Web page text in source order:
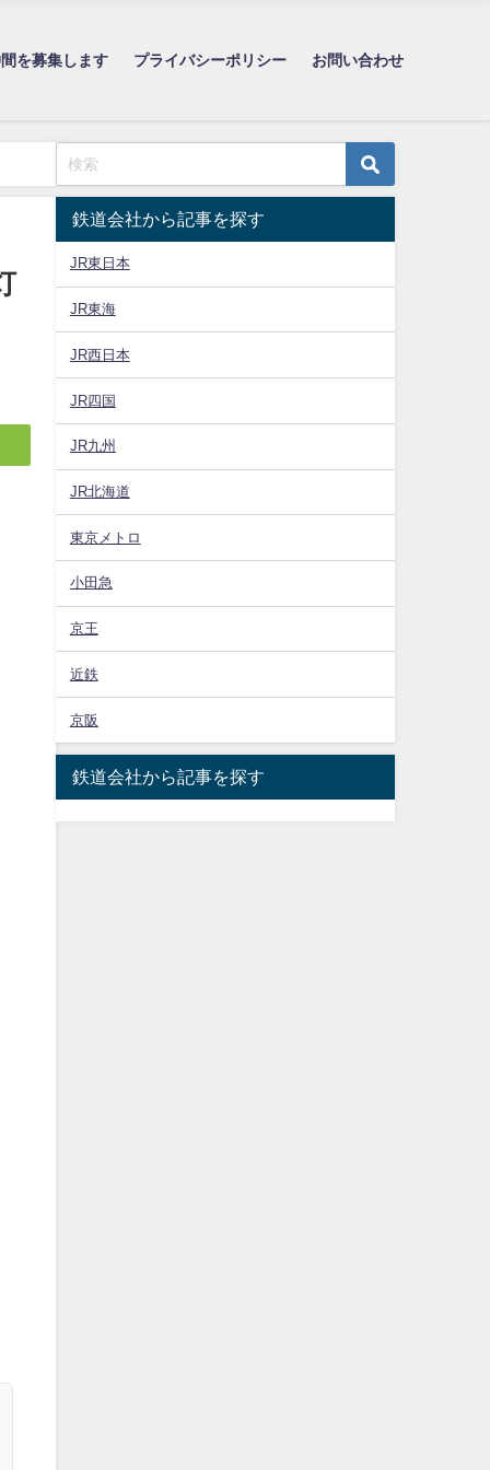
を募集します プライバシーポリシー お問い合わせ
鉄道会社から記事を探す
JR東日本
JR東海
JR西日本
JR四国
JR九州
JR北海道
東京メトロ
小田急
京王
近鉄
京阪
鉄道会社から記事を探す